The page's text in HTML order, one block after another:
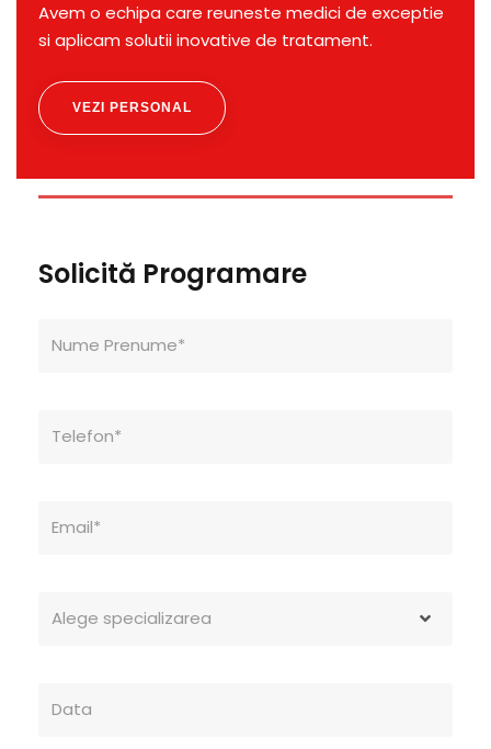
Avem o echipa care reuneste medici de exceptie
si aplicam solutii inovative de tratament.
VEZI PERSONAL
Solicită Programare